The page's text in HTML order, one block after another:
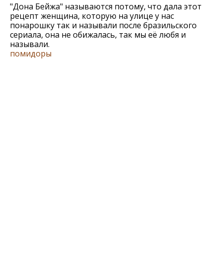
"Дона Бейжа" называются потому, что дала этот
рецепт женщина, которую на улице у нас
понарошку так и называли после бразильского
сериала, она не обижалась, так мы её любя и
называли.
помидоры